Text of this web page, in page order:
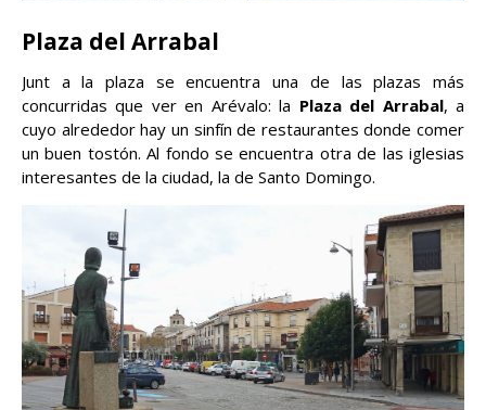
Plaza del Arrabal
Junt a la plaza se encuentra una de las plazas más
concurridas que ver en Arévalo: la Plaza del Arrabal, a
cuyo alrededor hay un sinfín de restaurantes donde comer
un buen tostón. Al fondo se encuentra otra de las iglesias
interesantes de la ciudad, la de Santo Domingo.